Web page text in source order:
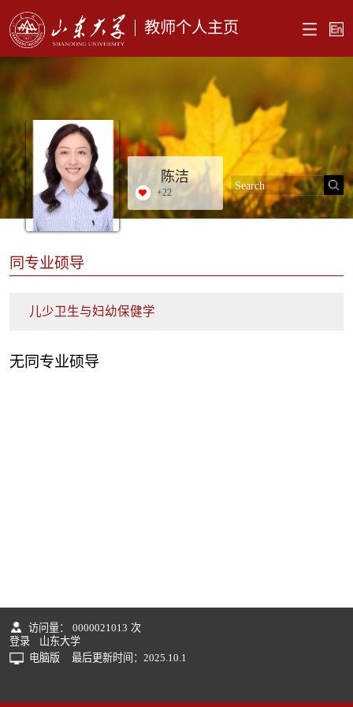
教师个人主页
陈洁
+22
同专业硕导
儿少卫生与妇幼保健学
无同专业硕导
访问量： 0000021013 次
登录
山东大学
电脑版
最后更新时间： 2025.10.1